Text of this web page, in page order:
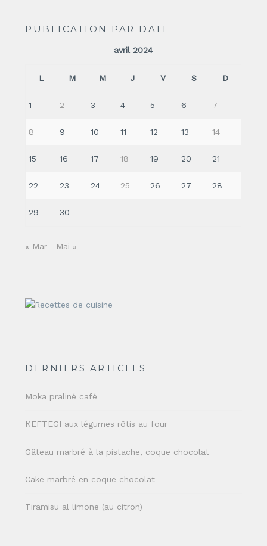
PUBLICATION PAR DATE
avril 2024
L M M J V S D
1 2 3 4 5 6 7
8 9 10 11 12 13 14
15 16 17 18 19 20 21
22 23 24 25 26 27 28
29 30
« Mar Mai »
DERNIERS ARTICLES
Moka praliné café
KEFTEGI aux légumes rôtis au four
Gâteau marbré à la pistache, coque chocolat
Cake marbré en coque chocolat
Tiramisu al limone (au citron)